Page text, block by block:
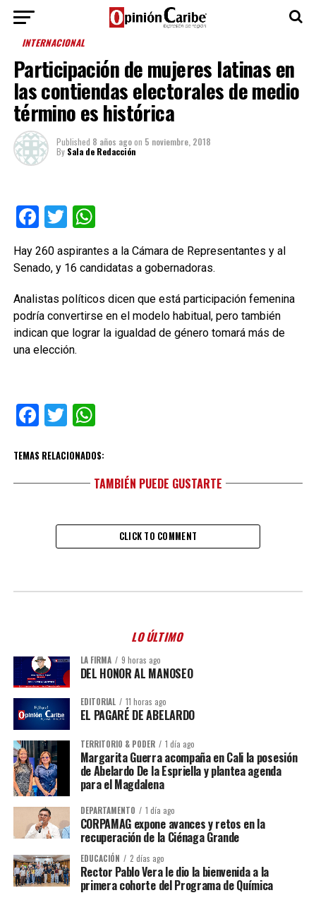
INTERNACIONAL
Participación de mujeres latinas en
las contiendas electorales de medio
término es histórica
Published 8 años agoon 5 noviembre, 2018
By Sala de Redacción
Facebook
TwitterWhatsApp
Hay 260 aspirantes a la Cámara de Representantes y al
Senado, y 16 candidatas a gobernadoras.
Analistas políticos dicen que está participación femenina
podría convertirse en el modelo habitual, pero también
indican que lograr la igualdad de género tomará más de
una elección.
Facebook
TwitterWhatsApp
TEMAS RELACIONADOS:
TAMBIÉN PUEDE GUSTARTE
CLICK TO COMMENT
LO ÚLTIMO
LA FIRMA 9 horas ago
DEL HONOR AL MANOSEO
EDITORIAL 11 horas ago
EL PAGARÉ DE ABELARDO
TERRITORIO & PODER 1 día ago
Margarita Guerra acompaña en Cali la posesión
de Abelardo De la Espriella y plantea agenda
para el Magdalena
DEPARTAMENTO 1 día ago
CORPAMAG expone avances y retos en la
recuperación de la Ciénaga Grande
EDUCACIÓN 2 días ago
Rector Pablo Vera le dio la bienvenida a la
primera cohorte del Programa de Química